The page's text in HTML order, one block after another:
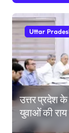
Uttar
उत्तर प्रदेश के
युवाओं की राय
आयोग के गठन